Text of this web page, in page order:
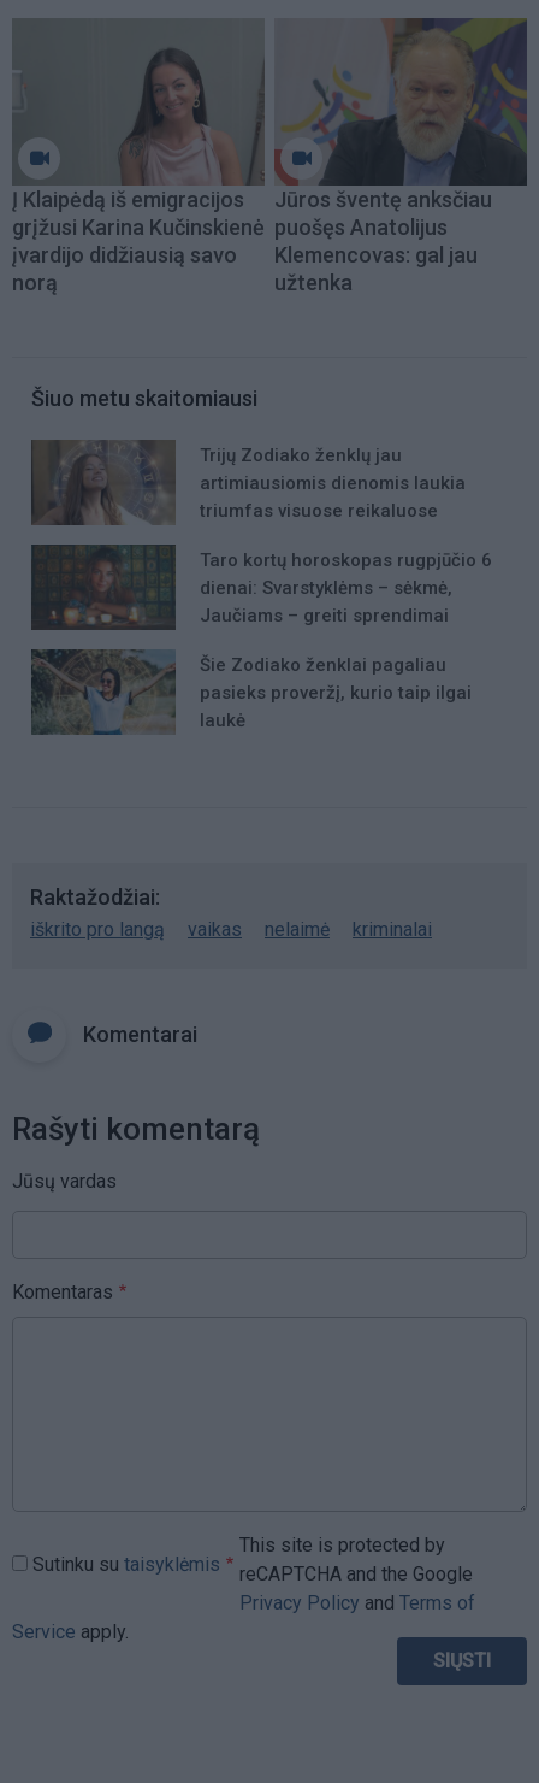
Į Klaipėdą iš emigracijos
grįžusi Karina Kučinskienė
įvardijo didžiausią savo
norą
Jūros šventę anksčiau
puošęs Anatolijus
Klemencovas: gal jau
užtenka
Šiuo metu skaitomiausi
Trijų Zodiako ženklų jau
artimiausiomis dienomis laukia
triumfas visuose reikaluose
Taro kortų horoskopas rugpjūčio 6
dienai: Svarstyklėms – sėkmė,
Jaučiams – greiti sprendimai
Šie Zodiako ženklai pagaliau
pasieks proveržį, kurio taip ilgai
laukė
Raktažodžiai
iškrito pro langą vaikas nelaimė kriminalai
Komentarai
Rašyti komentarą
Jūsų vardas
Komentaras
Sutinku su taisyklėmis
This site is protected by
reCAPTCHA and the Google
Privacy Policy and Terms of
Service apply.